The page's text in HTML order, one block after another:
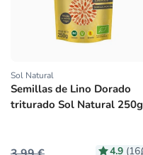
Proveedor:
Sol Natural
Semillas de Lino Dorado
triturado Sol Natural 250g
4.9 (16